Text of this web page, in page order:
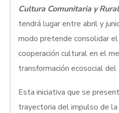
Cultura Comunitaria y
tendrá lugar entre abril y
modo pretende consolidar
cooperación cultural en el
transformación ecosocial
Esta iniciativa que se
trayectoria del impulso de